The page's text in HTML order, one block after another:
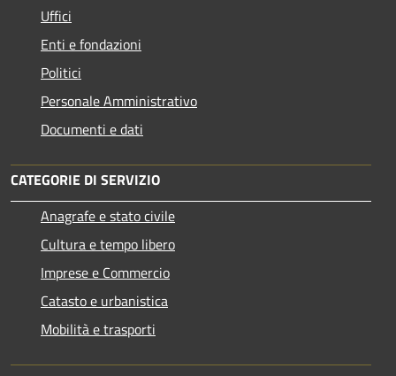
Uffici
Enti e fondazioni
Politici
Personale Amministrativo
Documenti e dati
CATEGORIE DI SERVIZIO
Anagrafe e stato civile
Cultura e tempo libero
Imprese e Commercio
Catasto e urbanistica
Mobilità e trasporti